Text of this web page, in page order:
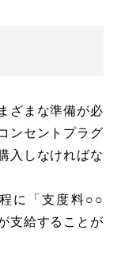
ざまな準備が必
ンセントプラグ
入しなければな
に「支度料○○
支給することが